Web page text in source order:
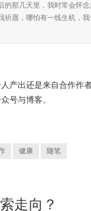
的那几天里，我时常会怀
愿，哪怕有一线生机，
产出还是来自合作作
号与博客。
健康 随笔
走向？